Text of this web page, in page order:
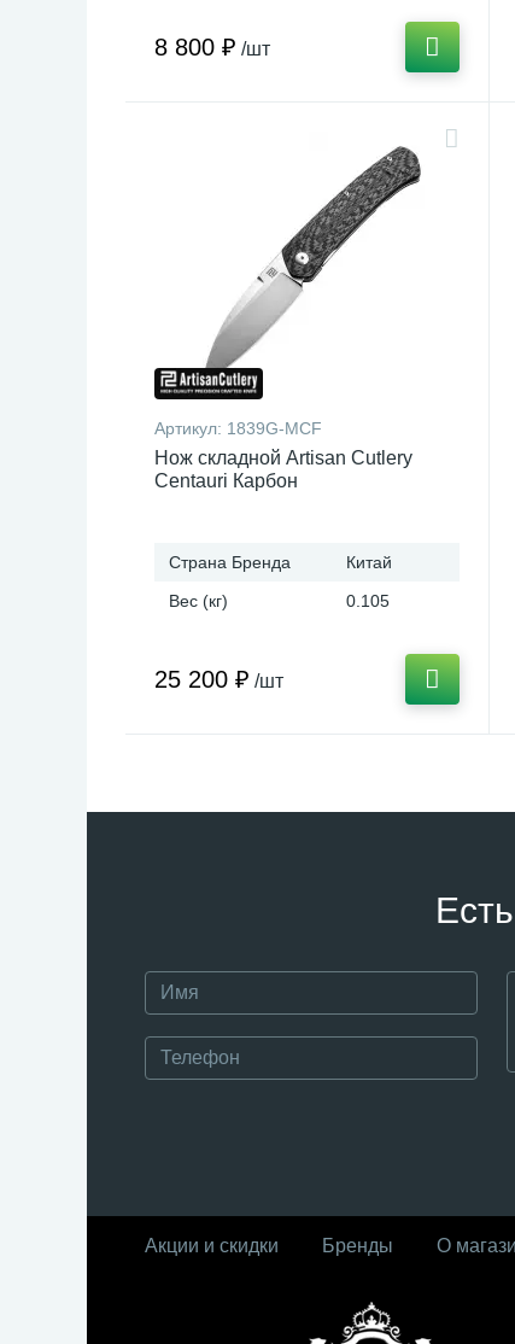
8 800 ₽ /шт
Артикул: 1839G-MCF
Нож складной Artisan Cutlery
Centauri Карбон
Страна Бренда
Китай
Вес (кг)
0.105
25 200 ₽ /шт
Акции и скидки Бренды О